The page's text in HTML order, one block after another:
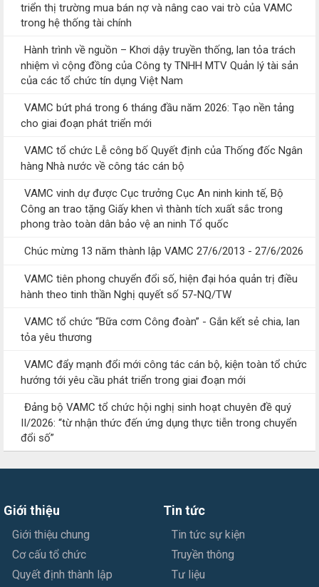
triển thị trường mua bán nợ và nâng cao vai trò của VAMC
trong hệ thống tài chính
Hành trình về nguồn – Khơi dậy truyền thống, lan tỏa trách
nhiệm vì cộng đồng của Công ty TNHH MTV Quản lý tài sản
của các tổ chức tín dụng Việt Nam
VAMC bứt phá trong 6 tháng đầu năm 2026: Tạo nền tảng
cho giai đoạn phát triển mới
VAMC tổ chức Lễ công bố Quyết định của Thống đốc Ngân
hàng Nhà nước về công tác cán bộ
VAMC vinh dự được Cục trưởng Cục An ninh kinh tế, Bộ
Công an trao tặng Giấy khen vì thành tích xuất sắc trong
phong trào toàn dân bảo vệ an ninh Tổ quốc
Chúc mừng 13 năm thành lập VAMC 27/6/2013 - 27/6/2026
VAMC tiên phong chuyển đổi số, hiện đại hóa quản trị điều
hành theo tinh thần Nghị quyết số 57-NQ/TW
VAMC tổ chức “Bữa cơm Công đoàn” - Gắn kết sẻ chia, lan
tỏa yêu thương
VAMC đẩy mạnh đổi mới công tác cán bộ, kiện toàn tổ chức
hướng tới yêu cầu phát triển trong giai đoạn mới
Đảng bộ VAMC tổ chức hội nghị sinh hoạt chuyên đề quý
II/2026: “từ nhận thức đến ứng dụng thực tiễn trong chuyển
đổi số”
Giới thiệu
Giới thiệu chung
Cơ cấu tổ chức
Quyết định thành lập
Tin tức
Tin tức sự kiện
Truyền thông
Tư liệu